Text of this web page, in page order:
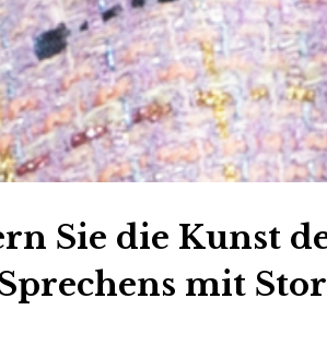
Sie die Kunst
mit